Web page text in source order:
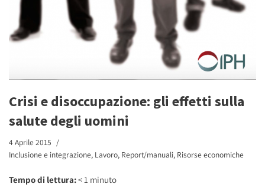
Crisi e disoccupazione: gli effetti sulla
salute degli uomini
4 Aprile 2015
Inclusione e integrazione, Lavoro, Report/manuali, Risorse economiche
Tempo di lettura:< 1 minuto